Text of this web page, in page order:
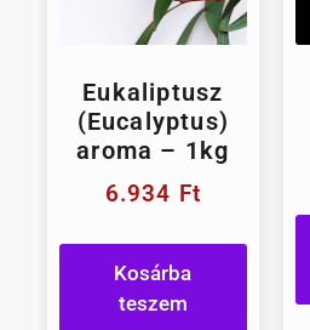
Eukaliptusz
(Eucalyptus)
aroma – 1kg
6.934 Ft
Kosárba
teszem